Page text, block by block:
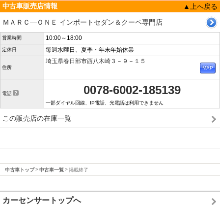
中古車販売店情報
▲上へ戻る
ＭＡＲＣ―ＯＮＥ インポートセダン＆クーペ専門店
営業時間 10:00～18:00
定休日 毎週水曜日、夏季・年末年始休業
住所
埼玉県春日部市西八木崎３－９－１５
電話 0078-6002-185139
一部ダイヤル回線、IP電話、光電話は利用できません
この販売店の在庫一覧
中古車トップ 中古車一覧 掲載終了
カーセンサートップへ